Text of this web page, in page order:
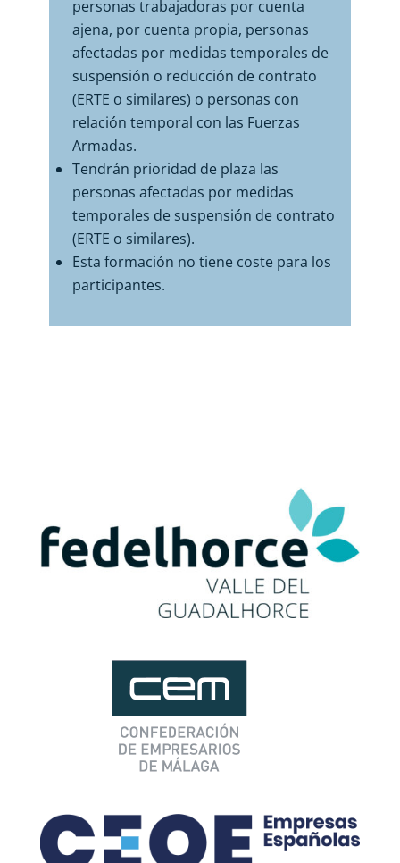
personas trabajadoras por cuenta
ajena, por cuenta propia, personas
afectadas por medidas temporales de
suspensión o reducción de contrato
(ERTE o similares) o personas con
relación temporal con las Fuerzas
Armadas.
Tendrán prioridad de plaza las
personas afectadas por medidas
temporales de suspensión de contrato
(ERTE o similares).
Esta formación no tiene coste para los
participantes.